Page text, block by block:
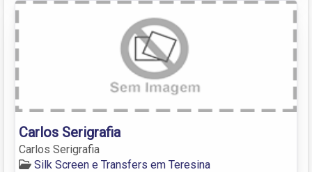
Carlos Serigrafia
Carlos Serigrafia
Silk Screen e Transfers em Teresina